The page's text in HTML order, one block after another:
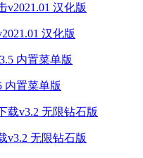
汉化版
内置菜单版
v3.2 无限钻石版